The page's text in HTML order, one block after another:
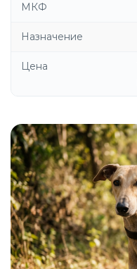
МКФ
Назначение
Цена